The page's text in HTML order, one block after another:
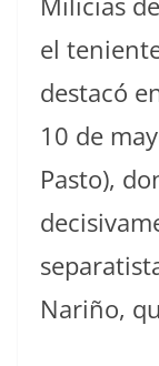
el
destacó
10 de
Pasto),
Nariño,